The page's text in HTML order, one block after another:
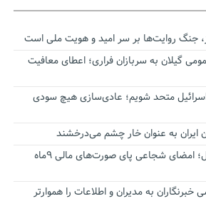
جنگ روایت‌ها بر سر امید و هویت ملی است
گیلان به سربازان فراری؛ اعطای معافیت
اسرائیل متحد شویم؛ عادی‌سازی هیچ سودی
ایران به عنوان خار چشم می‌درخشند
اتفاق عجیب در استقلال؛ امضای شجاعی پای صورت‌های مالی ٩ماه
به مدیران و اطلاعات را هموارتر